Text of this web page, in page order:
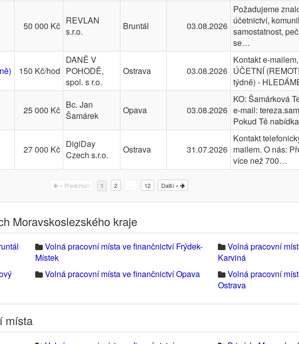
50 000 Kč REVLAN
s.r.o.
Bruntál 03.08.2026
Požadujeme
účetnictví,
samostatnost,
se…
150 Kč/hod
DANĚ V
POHODĚ,
spol. s r.o.
Ostrava 03.08.2026
Kontakt e-
ÚČETNÍ
týdně) -
25 000 Kč Bc. Jan
Šamárek
Opava 03.08.2026
KO: Šamárková
e-mail:
Pokud Tě
27 000 Kč DigiDay
Czech s.r.o.
Ostrava 31.07.2026
Kontakt
mailem. O nás:
více než 700…
« Předchozí 1 2 12 Další »
Moravskoslezského kraje
Volná pracovní místa ve finančnictví Frýdek-
Místek
Volná pracovní
Karviná
Volná pracovní místa ve finančnictví Opava
Volná pracovní
Ostrava
místa